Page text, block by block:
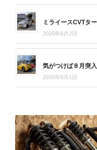
ミライースCVTタ
2026年8月2日
気がつけば８月突
2026年8月1日